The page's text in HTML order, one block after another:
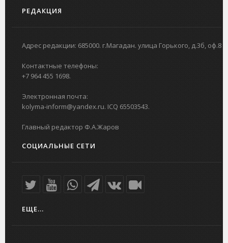
РЕДАКЦИЯ
Адрес редакции: 685000. г.Магадан. улица Горького, д.3б, оф.8
Контактные телефоны:
+7 964 455 1698.
Электронная почта:
kolyma-inform@yandex.ru. ICQ 65503543.
Главный редактор Ф.А.Жаров
СОЦИАЛЬНЫЕ СЕТИ
ЕЩЕ...